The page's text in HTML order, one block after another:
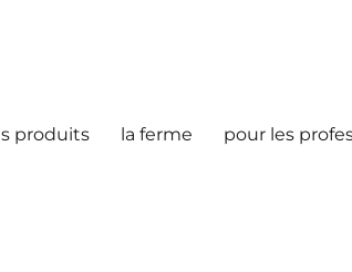
produits la ferme pour les